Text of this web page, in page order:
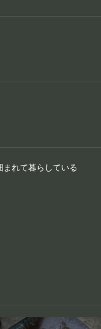
まれて暮らしている